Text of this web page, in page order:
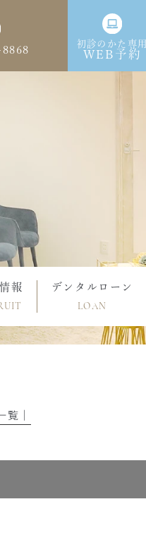
初診のかた専用
WEB予約
報 デンタルローン
LOAN
覧│